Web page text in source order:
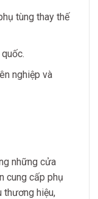
tùng thay thế
nghiệp và
những cửa
cung cấp phụ
thương hiệu,